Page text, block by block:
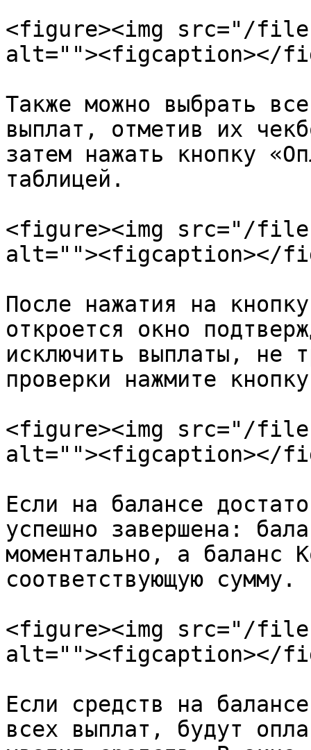
<figure><img src="/files/
alt=""><figcaption></
Также можно выбрать
выплат, отметив их
затем нажать кнопку
таблицей.
<figure><img src="/files/
alt=""><figcaption></
После нажатия на
откроется окно
исключить выплаты, не
проверки нажмите
<figure><img src="/files/
alt=""><figcaption></
Если на балансе
успешно завершена:
моментально, а баланс
соответствующую сумму.
<figure><img src="/files/
alt=""><figcaption></
Если средств на
всех выплат, будут